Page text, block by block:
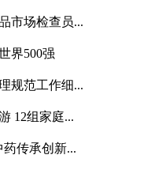
市场检查员...
界500强
规范工作细...
12组家庭...
传承创新...